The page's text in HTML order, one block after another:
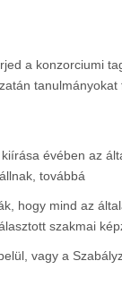
a konzorciumi
évében az
továbbá
hogy mind az
szakmai
vagy a